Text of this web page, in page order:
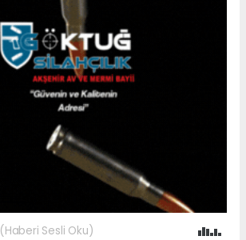
(Haberi Sesli Oku)